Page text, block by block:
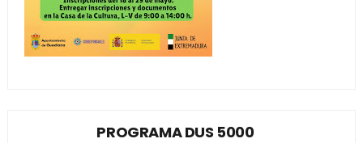
PROGRAMA DUS 5000